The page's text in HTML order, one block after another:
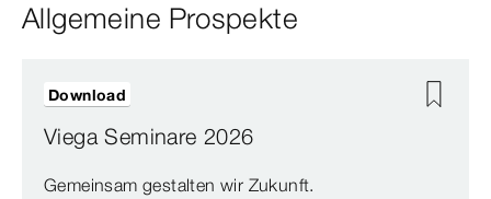
Allgemeine Prospekte
Viega Seminare 2026
Gemeinsam gestalten wir Zukunft.
Download